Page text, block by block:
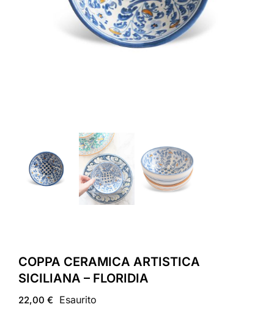
COPPA CERAMICA ARTISTICA
SICILIANA – FLORIDIA
22,00 € Esaurito